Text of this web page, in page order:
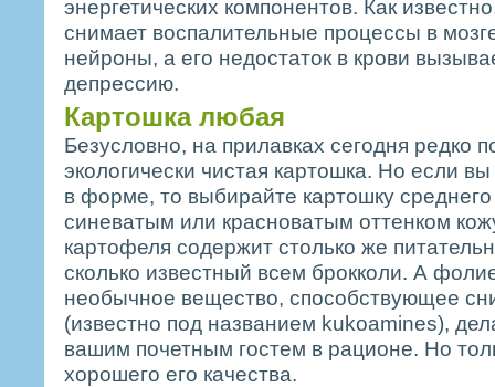
энергетических компонентов. Как
снимает воспалительные процессы в
нейроны, а его недостаток в крови
депрессию.
Картошка любая
Безусловно, на прилавках сегодня редко
экологически чистая картошка. Но если
в форме, то выбирайте картошку
синеватым или красноватым оттенком
картофеля содержит столько же
сколько известный всем брокколи. А
необычное вещество, способствующее
(известно под названием kukoamines),
вашим почетным гостем в рационе. Но
хорошего его качества.